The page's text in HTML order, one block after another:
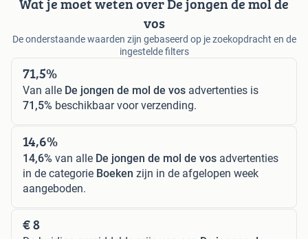
Wat je moet weten over De jongen de mol de
vos
De onderstaande waarden zijn gebaseerd op je zoekopdracht en de
ingestelde filters
71,5%
Van alle De jongen de mol de vos advertenties is
71,5% beschikbaar voor verzending.
14,6%
14,6% van alle De jongen de mol de vos advertenties
in de categorie Boeken zijn in de afgelopen week
aangeboden.
€ 8